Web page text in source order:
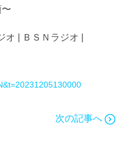
オ | ＢＳＮラジオ |
次の記事へ